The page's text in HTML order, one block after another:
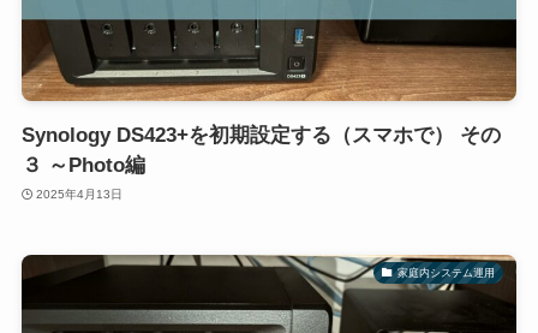
Synology DS423+を初期設定する（スマホで） その
３ ～Photo編
2025年4月13日
家庭内システム運用